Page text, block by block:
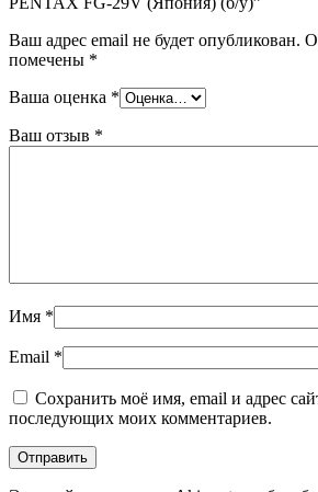
Ваш адрес email не будет опубликован.
помечены *
Ваша оценка *
Ваш отзыв *
Имя *
Email *
Сохранить моё имя, email и адрес
последующих моих комментариев.